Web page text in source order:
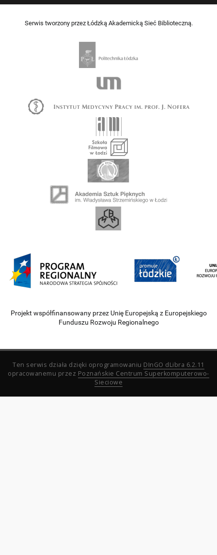
Serwis tworzony przez Łódzką Akademicką Sieć Biblioteczną.
Projekt współfinansowany przez Unię Europejską z Europejskiego
Funduszu Rozwoju Regionalnego
Ten serwis działa dzięki oprogramowaniu DInGO dLibra 6.2.11
opracowanemu przez Poznańskie Centrum Superkomputerowo-
Sieciowe